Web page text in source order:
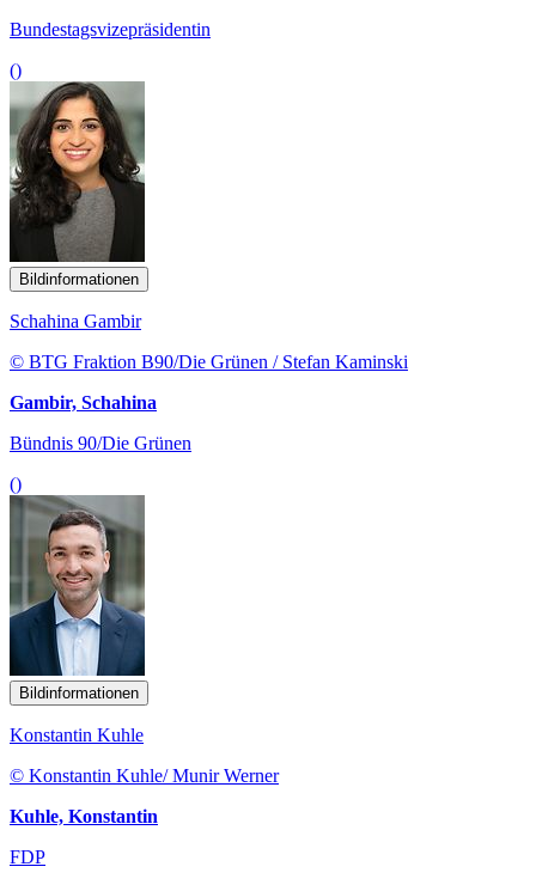
Bundestagsvizepräsidentin
()
Bildinformationen
Schahina Gambir
© BTG Fraktion B90/Die Grünen / Stefan Kaminski
Gambir, Schahina
Bündnis 90/Die Grünen
()
Bildinformationen
Konstantin Kuhle
© Konstantin Kuhle/ Munir Werner
Kuhle, Konstantin
FDP